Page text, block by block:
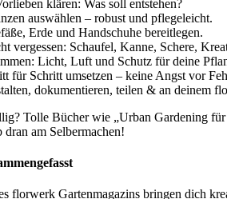
klären: Was soll entstehen?
auswählen – robust und pflegeleicht.
Erde und Handschuhe bereitlegen.
vergessen: Schaufel, Kanne, Schere,
Licht, Luft und Schutz für deine
für Schritt umsetzen – keine Angst vor
dokumentieren, teilen & an deinem
Tolle Bücher wie „Urban Gardening
am Selbermachen!
florwerk Gartenmagazins bringen dich